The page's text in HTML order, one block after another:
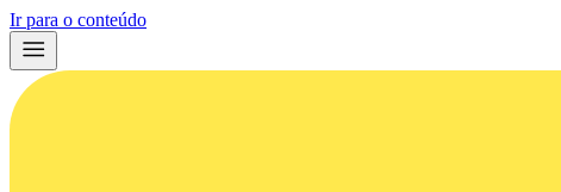
Ir para o conteúdo